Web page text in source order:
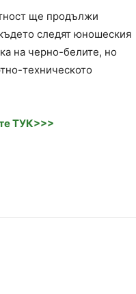
ще продължи
следят юношеския
на черно-белите, но
техническото
ТУК>>>